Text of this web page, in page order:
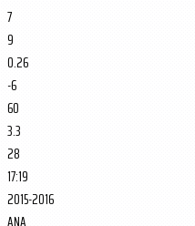
7
9
0.26
-6
60
3.3
28
17:19
2015-2016